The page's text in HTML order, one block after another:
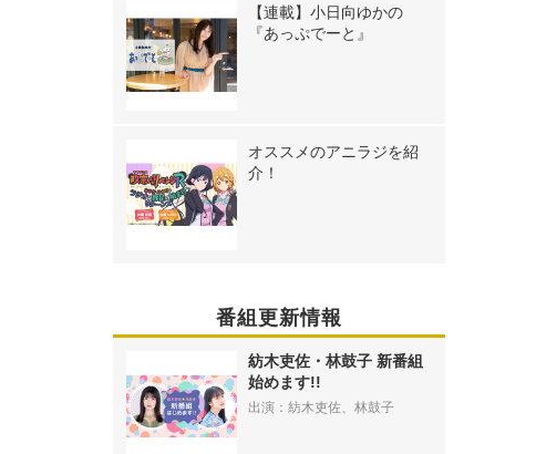
【連載】小日向ゆかの
『あっぷでーと』
オススメのアニラジを紹
介！
番組更新情報
紡木吏佐・林鼓子 新番組
始めます!!
出演：紡木吏佐、林鼓子